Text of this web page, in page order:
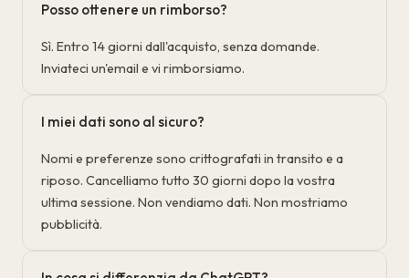
Posso ottenere un rimborso?
Sì. Entro 14 giorni dall'acquisto, senza domande.
Inviateci un'email e vi rimborsiamo.
I miei dati sono al sicuro?
Nomi e preferenze sono crittografati in transito e a
riposo. Cancelliamo tutto 30 giorni dopo la vostra
ultima sessione. Non vendiamo dati. Non mostriamo
pubblicità.